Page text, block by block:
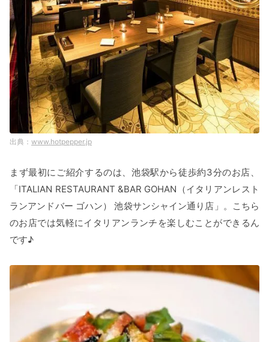
www.hotpepper.jp
まず最初にご紹介するのは、池袋駅から徒歩約3分のお店、
「ITALIAN RESTAURANT &BAR GOHAN（イタリアンレスト
ランアンドバー ゴハン） 池袋サンシャイン通り店」。こちら
のお店では気軽にイタリアンランチを楽しむことができるん
です♪